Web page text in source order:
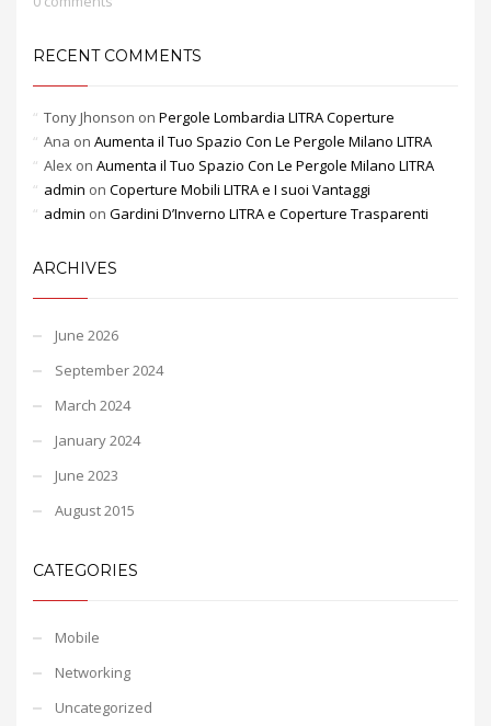
RECENT COMMENTS
Tony Jhonson on Pergole Lombardia LITRA Coperture
Ana on Aumenta il Tuo Spazio Con Le Pergole Milano LITRA
Alex on Aumenta il Tuo Spazio Con Le Pergole Milano LITRA
admin on Coperture Mobili LITRA e I suoi Vantaggi
admin on Gardini D’Inverno LITRA e Coperture Trasparenti
ARCHIVES
June 2026
September 2024
March 2024
January 2024
June 2023
August 2015
CATEGORIES
Mobile
Networking
Uncategorized